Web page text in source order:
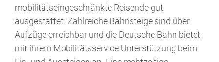
mobilitätseingeschränkte Reisende gut
ausgestattet. Zahlreiche Bahnsteige sind über
Aufzüge erreichbar und die Deutsche Bahn bietet
mit ihrem Mobilitätsservice Unterstützung beim